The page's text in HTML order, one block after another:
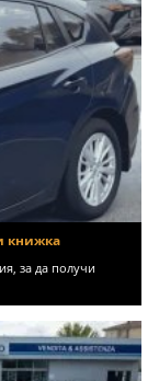
книжка
за да получи